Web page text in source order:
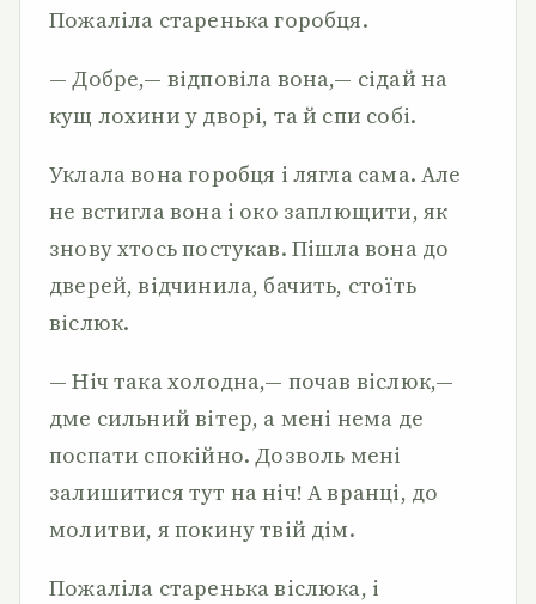
Пожаліла старенька горобця.
— Добре,— відповіла вона,— сідай на
кущ лохини у дворі, та й спи собі.
Уклала вона горобця і лягла сама. Але
не встигла вона і око заплющити, як
знову хтось постукав. Пішла вона до
дверей, відчинила, бачить, стоїть
віслюк.
— Ніч така холодна,— почав віслюк,—
дме сильний вітер, а мені нема де
поспати спокійно. Дозволь мені
залишитися тут на ніч! А вранці, до
молитви, я покину твій дім.
Пожаліла старенька віслюка, і